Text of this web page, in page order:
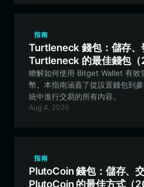
指南
Turtleneck 錢包：儲存、
Turtleneck 的最佳錢包（
瞭解如何使用 Bitget Wallet 有
幣。本指南涵蓋了從設置錢包到
統中進行交易的所有內容。
Aug 4, 2026
指南
PlutoCoin 錢包：儲存、
PlutoCoin 的最佳方式（